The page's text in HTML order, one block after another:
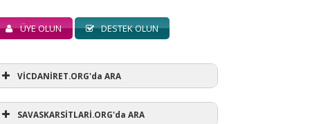
ÜYE OLUN DESTEK OLUN
VİCDANİRET.ORG'da ARA
SAVASKARSİTLARİ.ORG'da ARA